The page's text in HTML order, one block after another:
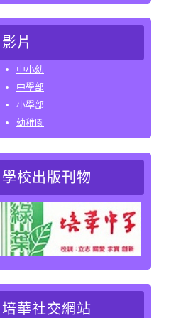
影片
中小幼
中學部
小學部
幼稚園
學校出版刊物
培華社交網站